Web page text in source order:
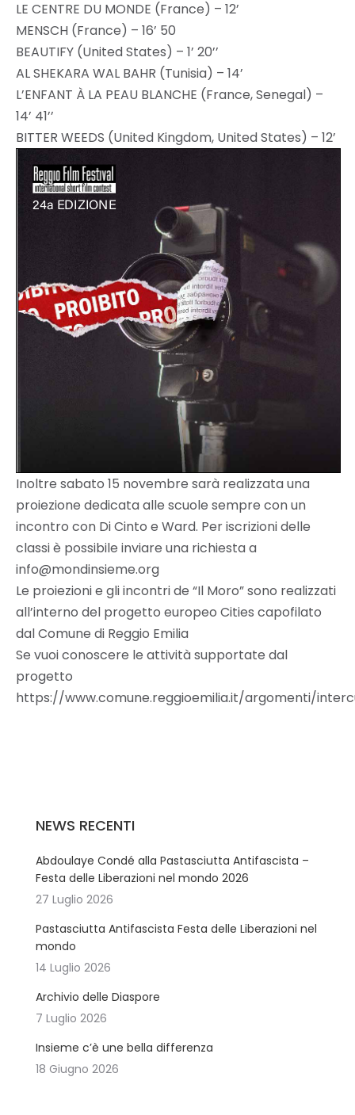
LE CENTRE DU MONDE (France) – 12’
MENSCH (France) – 16’ 50
BEAUTIFY (United States) – 1’ 20’’
AL SHEKARA WAL BAHR (Tunisia) – 14’
L’ENFANT À LA PEAU BLANCHE (France, Senegal) –
14’ 41’’
BITTER WEEDS (United Kingdom, United States) – 12’
Inoltre sabato 15 novembre sarà realizzata una
proiezione dedicata alle scuole sempre con un
incontro con Di Cinto e Ward. Per iscrizioni delle
classi è possibile inviare una richiesta a
info@mondinsieme.org
Le proiezioni e gli incontri de “Il Moro” sono realizzati
all’interno del progetto europeo Cities capofilato
dal Comune di Reggio Emilia
Se vuoi conoscere le attività supportate dal
progetto
https://www.comune.reggioemilia.it/argomenti/
NEWS RECENTI
Abdoulaye Condé alla Pastasciutta Antifascista –
Festa delle Liberazioni nel mondo 2026
27 Luglio 2026
Pastasciutta Antifascista Festa delle Liberazioni nel
mondo
14 Luglio 2026
Archivio delle Diaspore
7 Luglio 2026
Insieme c’è une bella differenza
18 Giugno 2026